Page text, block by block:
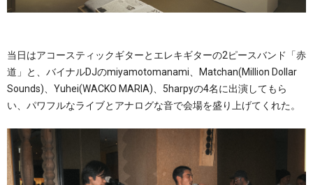
当日はアコースティックギターとエレキギターの2ピースバンド「赤
道」と、バイナルDJのmiyamotomanami、Matchan(Million Dollar
Sounds)、Yuhei(WACKO MARIA)、5harpyの4名に出演してもら
い、パワフルなライブとアナログな音で会場を盛り上げてくれた。